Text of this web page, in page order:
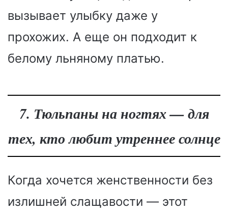
вызывает улыбку даже у
прохожих. А еще он подходит к
белому льняному платью.
7. Тюльпаны на ногтях — для
тех, кто любит утреннее солнце
Когда хочется женственности без
излишней слащавости — этот